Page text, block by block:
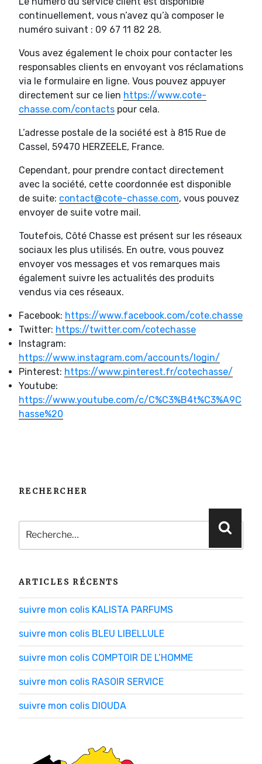
continuellement, vous n’avez qu’à composer le
numéro suivant : 09 67 11 82 28.
Vous avez également le choix pour contacter les
responsables clients en envoyant vos réclamations
via le formulaire en ligne. Vous pouvez appuyer
directement sur ce lien https://www.cote-
chasse.com/contacts pour cela.
L’adresse postale de la société est à 815 Rue de
Cassel, 59470 HERZEELE, France.
Cependant, pour prendre contact directement
avec la société, cette coordonnée est disponible
de suite: contact@cote-chasse.com, vous pouvez
envoyer de suite votre mail.
Toutefois, Côté Chasse est présent sur les réseaux
sociaux les plus utilisés. En outre, vous pouvez
envoyer vos messages et vos remarques mais
également suivre les actualités des produits
vendus via ces réseaux.
Facebook: https://www.facebook.com/cote.chasse
Twitter: https://twitter.com/cotechasse
Instagram:
https://www.instagram.com/accounts/login/
Pinterest: https://www.pinterest.fr/cotechasse/
Youtube:
https://www.youtube.com/c/C%C3%B4t%C3%A9C
hasse%20
RECHERCHER
Recherche
pour
:
ARTICLES RÉCENTS
suivre mon colis KALISTA PARFUMS
suivre mon colis BLEU LIBELLULE
suivre mon colis COMPTOIR DE L’HOMME
suivre mon colis RASOIR SERVICE
suivre mon colis DIOUDA